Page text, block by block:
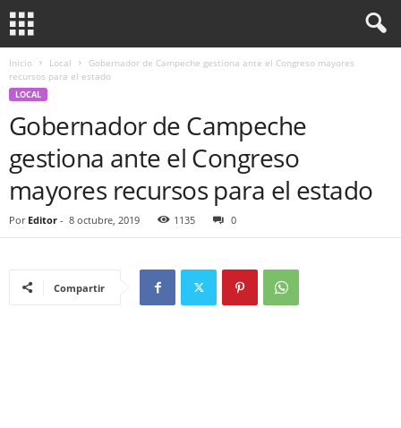
Inicio Local
Gobernador de Campeche gestiona ante el Congreso mayores
recursos para el estado
LOCAL
Gobernador de Campeche
gestiona ante el Congreso
mayores recursos para el estado
Por Editor - 8 octubre, 2019 1135 0
Compartir